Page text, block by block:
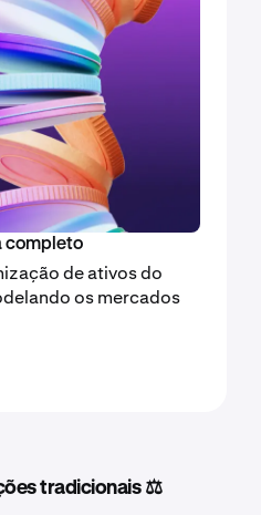
completo
de ativos do
os mercados
tradicionais ⚖️